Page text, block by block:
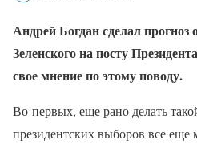
Андрей Богдан сделал
Зеленского на посту
свое мнение по этому поводу.
Во-первых, еще рано делать
президентских выборов все еще